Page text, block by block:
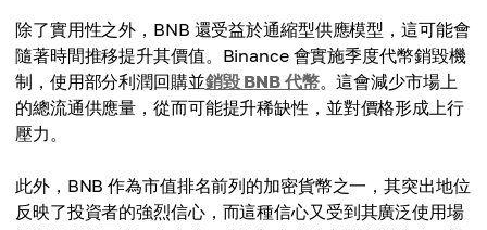
除了實用性之外，BNB 還受益於通縮型供應模型，這可能會
隨著時間推移提升其價值。Binance 會實施季度代幣銷毀機
制，使用部分利潤回購並銷毀 BNB 代幣。這會減少市場上
的總流通供應量，從而可能提升稀缺性，並對價格形成上行
壓力。
此外，BNB 作為市值排名前列的加密貨幣之一，其突出地位
反映了投資者的強烈信心，而這種信心又受到其廣泛使用場